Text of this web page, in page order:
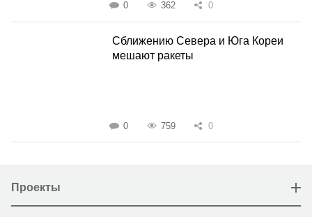
0 362 0
Сближению Севера и Юга Кореи
мешают ракеты
0 759 0
Проекты